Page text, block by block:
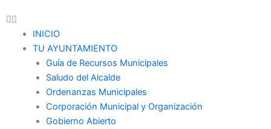
INICIO
TU AYUNTAMIENTO
Guía de Recursos Municipales
Saludo del Alcalde
Ordenanzas Municipales
Corporación Municipal y Organización
Gobierno Abierto